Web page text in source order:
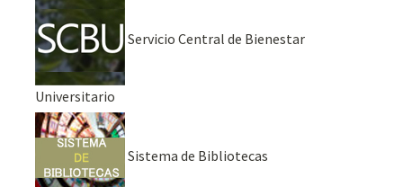
Servicio Central de Bienestar
Universitario
Sistema de Bibliotecas